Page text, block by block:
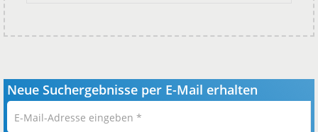
Neue Suchergebnisse per E-Mail erhalten
E-
Mail-